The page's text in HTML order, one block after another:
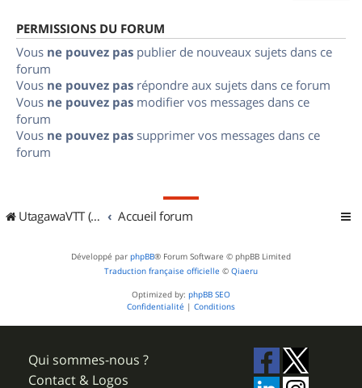
PERMISSIONS DU FORUM
Vous ne pouvez pas publier de nouveaux sujets dans ce
forum
Vous ne pouvez pas répondre aux sujets dans ce forum
Vous ne pouvez pas modifier vos messages dans ce
forum
Vous ne pouvez pas supprimer vos messages dans ce
forum
UtagawaVTT (Randos VTT et VTTAE avec traces GPS) Accueil forum
Développé par phpBB® Forum Software © phpBB Limited
Traduction française officielle © Qiaeru
Optimized by: phpBB SEO
Confidentialité | Conditions
Qui sommes-nous ?
Contact & Logos